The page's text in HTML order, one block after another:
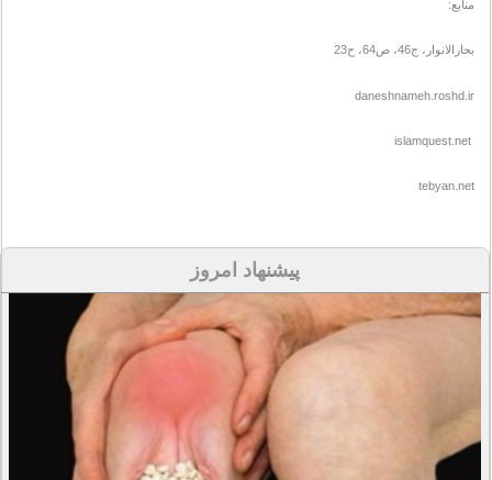
منابع:
بحارالانوار، ج46، ص64، ح23
daneshnameh.roshd.ir
tebyan.net
پیشنهاد امروز